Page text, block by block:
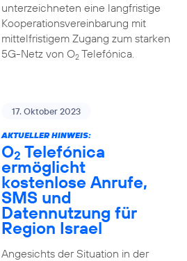
unterzeichneten eine langfristige
Kooperationsvereinbarung mit
mittelfristigem Zugang zum starken
5G-Netz von O2Telefónica.
17. Oktober 2023
AKTUELLER HINWEIS:
O2 Telefónica
ermöglicht
kostenlose Anrufe,
SMS und
Datennutzung für
Region Israel
Angesichts der Situation in der